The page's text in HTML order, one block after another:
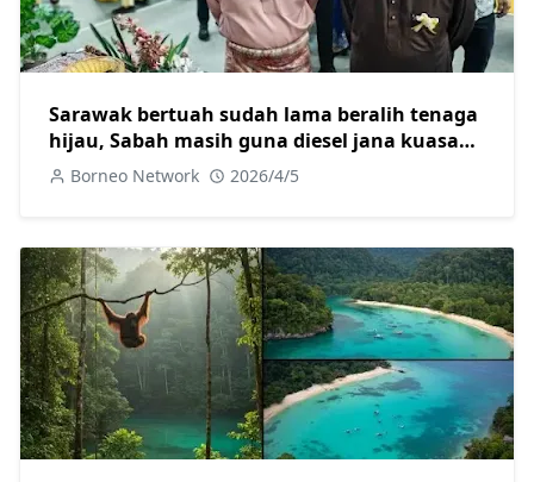
Sarawak bertuah sudah lama beralih tenaga
hijau, Sabah masih guna diesel jana kuasa
elektrik
Borneo Network 2026/4/5